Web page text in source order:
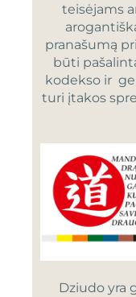
teisėjams
pranašumą
būti
kodekso ir
turi įtakos
Dziudo yra